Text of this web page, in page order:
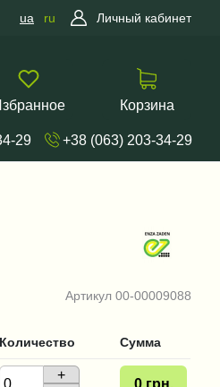
ua ru Личный кабинет
Корзина
29 +38 (063) 203-34-29
Артикул 00-00009088
Количество Сумма
+
0 грн.